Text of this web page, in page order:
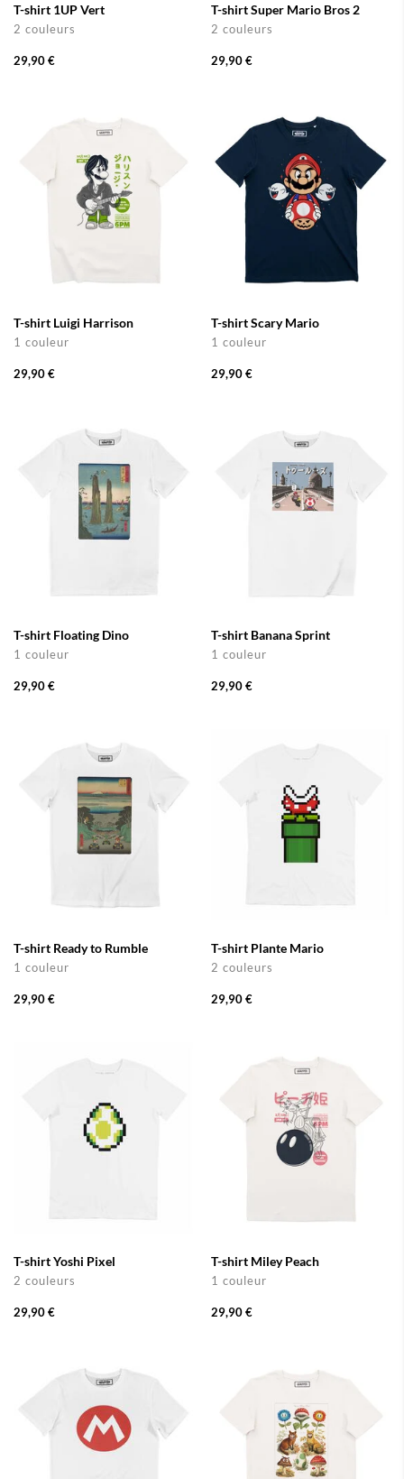
T-shirt 1UP Vert
2 couleurs
29,90 €
T-shirt Super Mario Bros 2
2 couleurs
29,90 €
T-shirt Luigi Harrison
1 couleur
29,90 €
T-shirt Scary Mario
1 couleur
29,90 €
T-shirt Floating Dino
1 couleur
29,90 €
T-shirt Banana Sprint
1 couleur
29,90 €
T-shirt Ready to Rumble
1 couleur
29,90 €
T-shirt Plante Mario
2 couleurs
29,90 €
T-shirt Yoshi Pixel
2 couleurs
29,90 €
T-shirt Miley Peach
1 couleur
29,90 €